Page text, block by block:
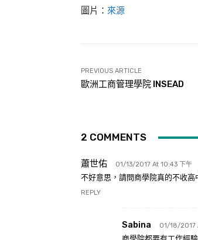
圖片： 來源
PREVIOUS ARTICLE
歐洲工商管理學院 INSEAD
2 COMMENTS
蕭世佑 01/13/2017 At 10:43 下午
不好意思，請問商學院真的不收高
REPLY
Sabina 01/18/2017